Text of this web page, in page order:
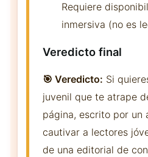
Requiere
inmersiva (no es
Veredicto final
🎯 Veredicto: Si
juvenil que te atrape
página, escrito por un
cautivar a lectores
de una editorial de